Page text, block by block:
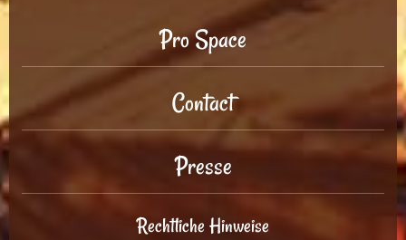
Pro Space
Contact
Presse
Rechtliche Hinweise